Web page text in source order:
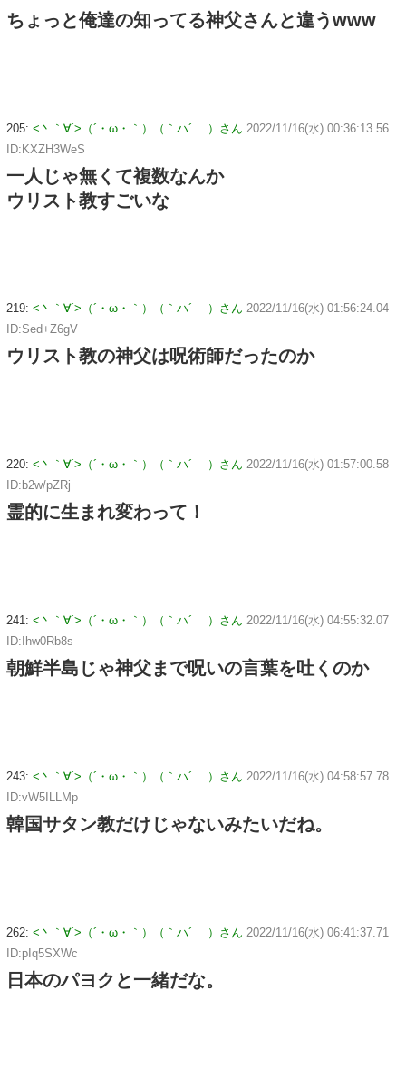
ちょっと俺達の知ってる神父さんと違うwww
205: <丶｀∀´>（´・ω・｀）（｀ハ´ ）さん 2022/11/16(水) 00:36:13.56
ID:KXZH3WeS
一人じゃ無くて複数なんか
ウリスト教すごいな
219: <丶｀∀´>（´・ω・｀）（｀ハ´ ）さん 2022/11/16(水) 01:56:24.04
ID:Sed+Z6gV
ウリスト教の神父は呪術師だったのか
220: <丶｀∀´>（´・ω・｀）（｀ハ´ ）さん 2022/11/16(水) 01:57:00.58
ID:b2w/pZRj
霊的に生まれ変わって！
241: <丶｀∀´>（´・ω・｀）（｀ハ´ ）さん 2022/11/16(水) 04:55:32.07
ID:Ihw0Rb8s
朝鮮半島じゃ神父まで呪いの言葉を吐くのか
243: <丶｀∀´>（´・ω・｀）（｀ハ´ ）さん 2022/11/16(水) 04:58:57.78
ID:vW5ILLMp
韓国サタン教だけじゃないみたいだね。
262: <丶｀∀´>（´・ω・｀）（｀ハ´ ）さん 2022/11/16(水) 06:41:37.71
ID:pIq5SXWc
日本のパヨクと一緒だな。